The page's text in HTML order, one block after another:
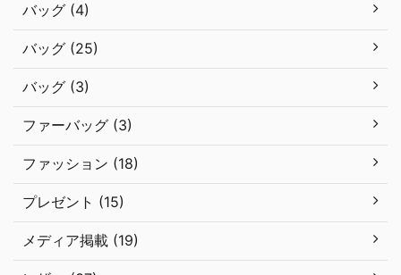
バッグ (4)
バッグ (25)
バッグ (3)
ファーバッグ (3)
ファッション (18)
プレゼント (15)
メディア掲載 (19)